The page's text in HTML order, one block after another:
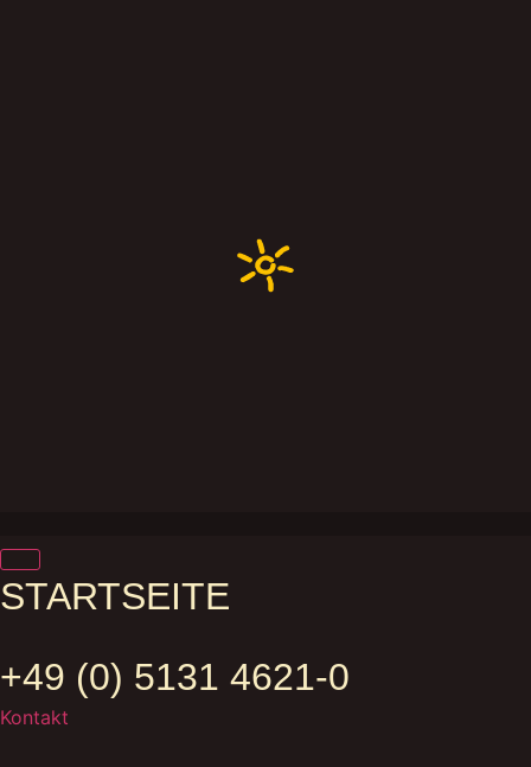
STARTSEITE
+49 (0) 5131 4621-0
Kontakt